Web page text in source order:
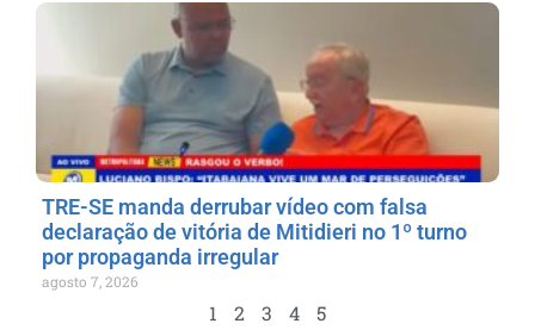
TRE-SE manda derrubar vídeo com falsa
declaração de vitória de Mitidieri no 1º turno
por propaganda irregular
agosto 7, 2026
1 2 3 4 5